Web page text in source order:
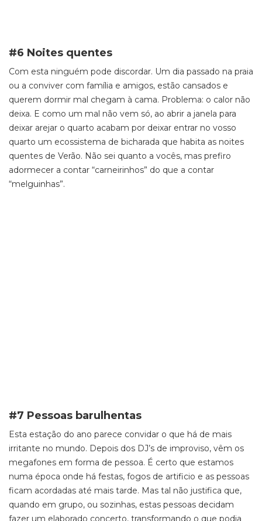
#6 Noites quentes
Com esta ninguém pode discordar. Um dia passado na praia
ou a conviver com família e amigos, estão cansados e
querem dormir mal chegam à cama. Problema: o calor não
deixa. E como um mal não vem só, ao abrir a janela para
deixar arejar o quarto acabam por deixar entrar no vosso
quarto um ecossistema de bicharada que habita as noites
quentes de Verão. Não sei quanto a vocês, mas prefiro
adormecer a contar “carneirinhos” do que a contar
“melguinhas”.
#7 Pessoas barulhentas
Esta estação do ano parece convidar o que há de mais
irritante no mundo. Depois dos DJ’s de improviso, vêm os
megafones em forma de pessoa. É certo que estamos
numa época onde há festas, fogos de artificio e as pessoas
ficam acordadas até mais tarde. Mas tal não justifica que,
quando em grupo, ou sozinhas, estas pessoas decidam
fazer um elaborado concerto, transformando o que podia